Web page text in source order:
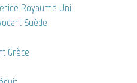
Royaume Uni
Suède
Grèce